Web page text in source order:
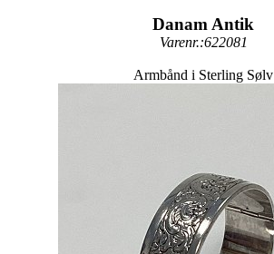
Danam Antik
Varenr.:622081
Armbånd i Sterling Sølv